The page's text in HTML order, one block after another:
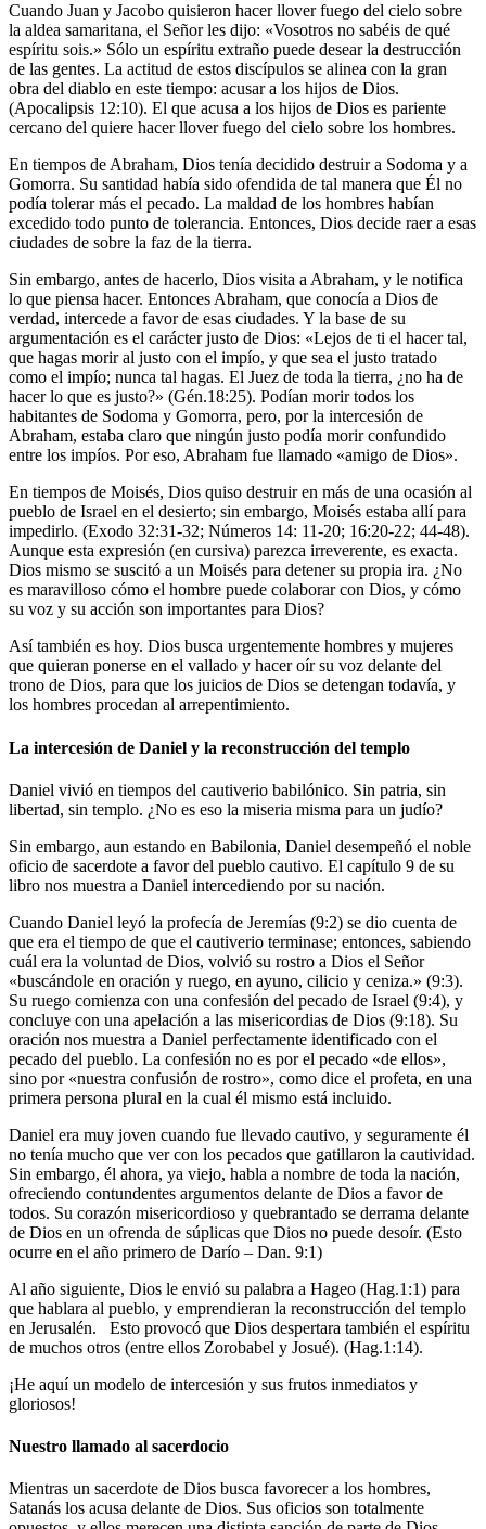
Cuando Juan y Jacobo quisieron hacer llover fuego del cielo sobre
la aldea samaritana, el Señor les dijo: «Vosotros no sabéis de qué
espíritu sois.» Sólo un espíritu extraño puede desear la destrucción
de las gentes. La actitud de estos discípulos se alinea con la gran
obra del diablo en este tiempo: acusar a los hijos de Dios.
(Apocalipsis 12:10). El que acusa a los hijos de Dios es pariente
cercano del quiere hacer llover fuego del cielo sobre los hombres.
En tiempos de Abraham, Dios tenía decidido destruir a Sodoma y a
Gomorra. Su santidad había sido ofendida de tal manera que Él no
podía tolerar más el pecado. La maldad de los hombres habían
excedido todo punto de tolerancia. Entonces, Dios decide raer a esas
ciudades de sobre la faz de la tierra.
Sin embargo, antes de hacerlo, Dios visita a Abraham, y le notifica
lo que piensa hacer. Entonces Abraham, que conocía a Dios de
verdad, intercede a favor de esas ciudades. Y la base de su
argumentación es el carácter justo de Dios: «Lejos de ti el hacer tal,
que hagas morir al justo con el impío, y que sea el justo tratado
como el impío; nunca tal hagas. El Juez de toda la tierra, ¿no ha de
hacer lo que es justo?» (Gén.18:25). Podían morir todos los
habitantes de Sodoma y Gomorra, pero, por la intercesión de
Abraham, estaba claro que ningún justo podía morir confundido
entre los impíos. Por eso, Abraham fue llamado «amigo de Dios».
En tiempos de Moisés, Dios quiso destruir en más de una ocasión al
pueblo de Israel en el desierto; sin embargo, Moisés estaba allí para
impedirlo. (Exodo 32:31-32; Números 14: 11-20; 16:20-22; 44-48).
Aunque esta expresión (en cursiva) parezca irreverente, es exacta.
Dios mismo se suscitó a un Moisés para detener su propia ira. ¿No
es maravilloso cómo el hombre puede colaborar con Dios, y cómo
su voz y su acción son importantes para Dios?
Así también es hoy. Dios busca urgentemente hombres y mujeres
que quieran ponerse en el vallado y hacer oír su voz delante del
trono de Dios, para que los juicios de Dios se detengan todavía, y
los hombres procedan al arrepentimiento.
La intercesión de Daniel y la reconstrucción del templo
Daniel vivió en tiempos del cautiverio babilónico. Sin patria, sin
libertad, sin templo. ¿No es eso la miseria misma para un judío?
Sin embargo, aun estando en Babilonia, Daniel desempeñó el noble
oficio de sacerdote a favor del pueblo cautivo. El capítulo 9 de su
libro nos muestra a Daniel intercediendo por su nación.
Cuando Daniel leyó la profecía de Jeremías (9:2) se dio cuenta de
que era el tiempo de que el cautiverio terminase; entonces, sabiendo
cuál era la voluntad de Dios, volvió su rostro a Dios el Señor
«buscándole en oración y ruego, en ayuno, cilicio y ceniza.» (9:3).
Su ruego comienza con una confesión del pecado de Israel (9:4), y
concluye con una apelación a las misericordias de Dios (9:18). Su
oración nos muestra a Daniel perfectamente identificado con el
pecado del pueblo. La confesión no es por el pecado «de ellos»,
sino por «nuestra confusión de rostro», como dice el profeta, en una
primera persona plural en la cual él mismo está incluido.
Daniel era muy joven cuando fue llevado cautivo, y seguramente él
no tenía mucho que ver con los pecados que gatillaron la cautividad.
Sin embargo, él ahora, ya viejo, habla a nombre de toda la nación,
ofreciendo contundentes argumentos delante de Dios a favor de
todos. Su corazón misericordioso y quebrantado se derrama delante
de Dios en un ofrenda de súplicas que Dios no puede desoír. (Esto
ocurre en el año primero de Darío – Dan. 9:1)
Al año siguiente, Dios le envió su palabra a Hageo (Hag.1:1) para
que hablara al pueblo, y emprendieran la reconstrucción del templo
en Jerusalén. Esto provocó que Dios despertara también el espíritu
de muchos otros (entre ellos Zorobabel y Josué). (Hag.1:14).
¡He aquí un modelo de intercesión y sus frutos inmediatos y
gloriosos!
Nuestro llamado al sacerdocio
Mientras un sacerdote de Dios busca favorecer a los hombres,
Satanás los acusa delante de Dios. Sus oficios son totalmente